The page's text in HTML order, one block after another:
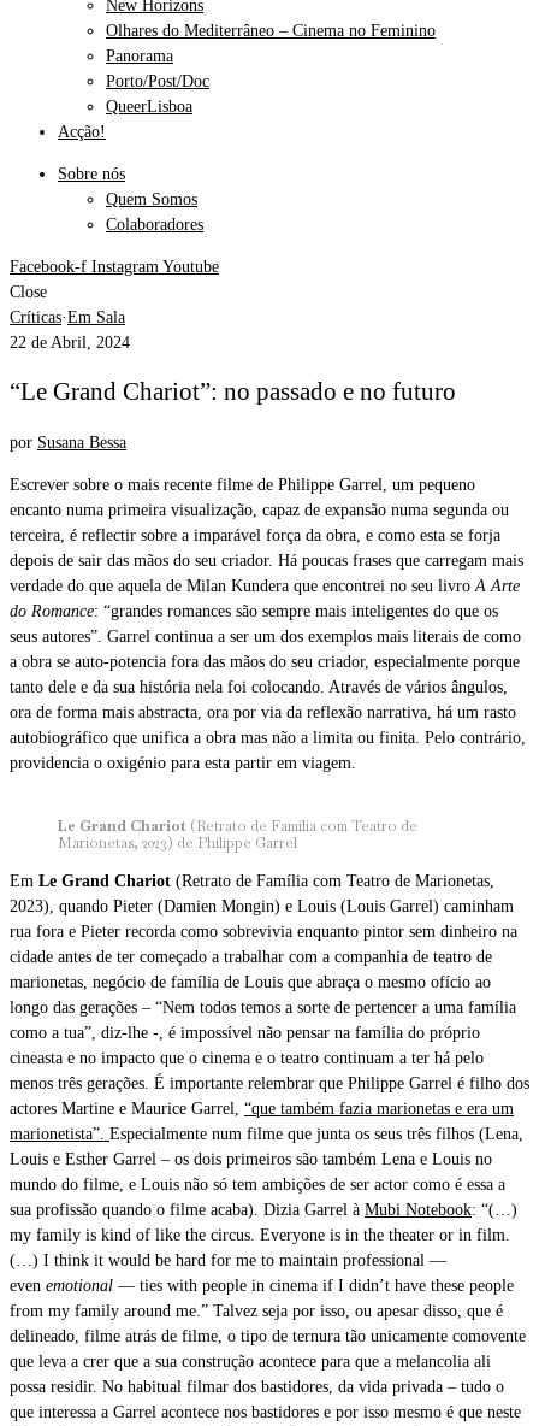
New Horizons
Olhares do Mediterrâneo – Cinema no Feminino
Panorama
Porto/Post/Doc
QueerLisboa
Acção!
Sobre nós
Quem Somos
Colaboradores
Facebook-f Instagram Youtube
Close
Críticas·Em Sala
22 de Abril, 2024
“Le Grand Chariot”: no passado e no futuro
por Susana Bessa
Escrever sobre o mais recente filme de Philippe Garrel, um pequeno
encanto numa primeira visualização, capaz de expansão numa segunda ou
terceira, é reflectir sobre a imparável força da obra, e como esta se forja
depois de sair das mãos do seu criador. Há poucas frases que carregam mais
verdade do que aquela de Milan Kundera que encontrei no seu livro A Arte
do Romance: “grandes romances são sempre mais inteligentes do que os
seus autores”. Garrel continua a ser um dos exemplos mais literais de como
a obra se auto-potencia fora das mãos do seu criador, especialmente porque
tanto dele e da sua história nela foi colocando. Através de vários ângulos,
ora de forma mais abstracta, ora por via da reflexão narrativa, há um rasto
autobiográfico que unifica a obra mas não a limita ou finita. Pelo contrário,
providencia o oxigénio para esta partir em viagem.
Le Grand Chariot (Retrato de Família com Teatro de
Marionetas, 2023) de Philippe Garrel
Em Le Grand Chariot (Retrato de Família com Teatro de Marionetas,
2023), quando Pieter (Damien Mongin) e Louis (Louis Garrel) caminham
rua fora e Pieter recorda como sobrevivia enquanto pintor sem dinheiro na
cidade antes de ter começado a trabalhar com a companhia de teatro de
marionetas, negócio de família de Louis que abraça o mesmo ofício ao
longo das gerações – “Nem todos temos a sorte de pertencer a uma família
como a tua”, diz-lhe -, é impossível não pensar na família do próprio
cineasta e no impacto que o cinema e o teatro continuam a ter há pelo
menos três gerações. É importante relembrar que Philippe Garrel é filho dos
actores Martine e Maurice Garrel, “que também fazia marionetas e era um
marionetista”. Especialmente num filme que junta os seus três filhos (Lena,
Louis e Esther Garrel – os dois primeiros são também Lena e Louis no
mundo do filme, e Louis não só tem ambições de ser actor como é essa a
sua profissão quando o filme acaba). Dizia Garrel à Mubi Notebook: “(…)
my family is kind of like the circus. Everyone is in the theater or in film.
(…) I think it would be hard for me to maintain professional —
even emotional — ties with people in cinema if I didn’t have these people
from my family around me.” Talvez seja por isso, ou apesar disso, que é
delineado, filme atrás de filme, o tipo de ternura tão unicamente comovente
que leva a crer que a sua construção acontece para que a melancolia ali
possa residir. No habitual filmar dos bastidores, da vida privada – tudo o
que interessa a Garrel acontece nos bastidores e por isso mesmo é que neste